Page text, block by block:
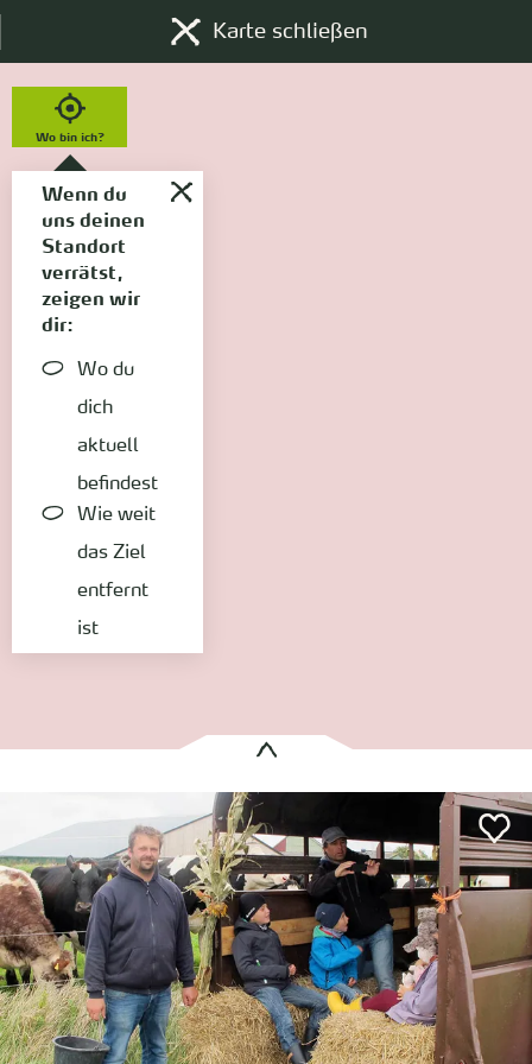
Karte schließen
Wo bin ich?
Wenn du
uns deinen
Standort
verrätst,
zeigen wir
dir:
Wo du
dich
aktuell
befindest
Wie weit
das Ziel
entfernt
ist
gefunden:
Hinrichsen´s Familien Farm (Viehzucht)
Entfernung anzeigen